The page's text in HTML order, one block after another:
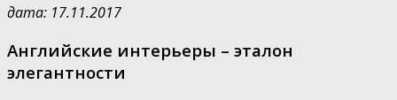
дата: 17.11.2017
Английские интерьеры – эталон
элегантности